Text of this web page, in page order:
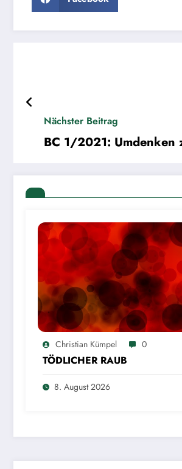
Nächster Beitrag
BC 1/2021: Umdenken
Christian Kümpel 0
TÖDLICHER RAUB
8. August 2026